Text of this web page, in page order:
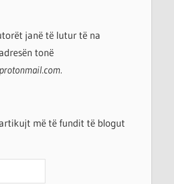
janë të lutur të na
tonë
më të fundit të blogut